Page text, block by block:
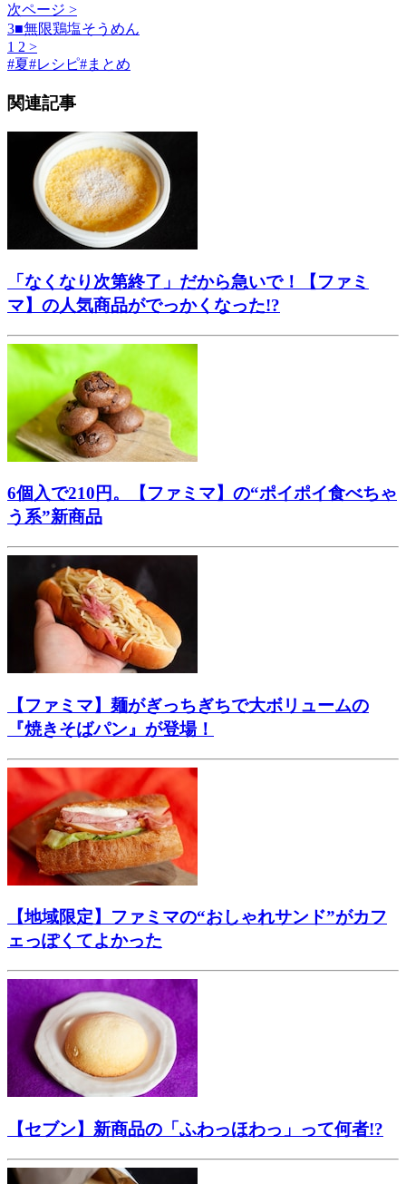
次ページ >
3■無限鶏塩そうめん
1 2 >
#夏#レシピ#まとめ
関連記事
「なくなり次第終了」だから急いで！【ファミ
マ】の人気商品がでっかくなった!?
6個入で210円。【ファミマ】の“ポイポイ食べちゃ
う系”新商品
【ファミマ】麺がぎっちぎちで大ボリュームの
『焼きそばパン』が登場！
【地域限定】ファミマの“おしゃれサンド”がカフ
ェっぽくてよかった
【セブン】新商品の「ふわっほわっ」って何者!?